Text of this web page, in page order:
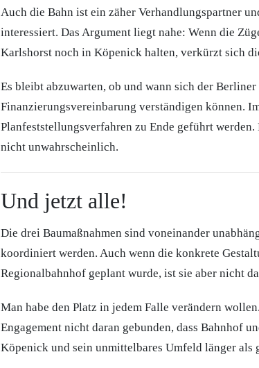
Auch die Bahn ist ein zäher Verhandlungspartner
interessiert. Das Argument liegt nahe: Wenn die
Karlshorst noch in Köpenick halten, verkürzt sich
Es bleibt abzuwarten, ob und wann sich der
Finanzierungsvereinbarung verständigen können.
Planfeststellungsverfahren zu Ende geführt
nicht unwahrscheinlich.
Und jetzt alle!
Die drei Baumaßnahmen sind voneinander
koordiniert werden. Auch wenn die konkrete
Regionalbahnhof geplant wurde, ist sie aber nicht
Man habe den Platz in jedem Falle verändern
Engagement nicht daran gebunden, dass Bahnhof
Köpenick und sein unmittelbares Umfeld länger als